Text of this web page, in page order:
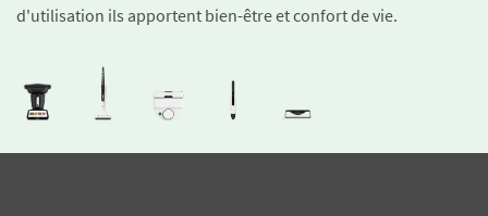
d'utilisation ils apportent bien-être et confort de vie.